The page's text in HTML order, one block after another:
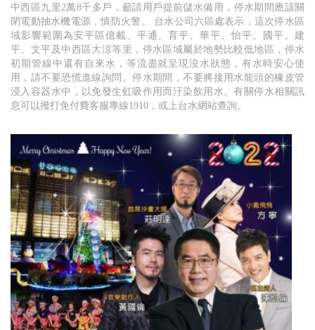
中西區九里2萬8千多戶，籲請用戶提前儲水備用，停水期間應該關
閉電動抽水機電源，慎防火警。 台水公司六區處表示，這次停水區
域影響範圍為安平區億載、平通、育平、華平、怡平、國平、建
平、文平及中西區大涼等里，停水區域屬於地勢比較低地區，停水
初期管線中還有自來水，等流盡就呈現沒水狀態，有水時安心使
用，請不要恐慌進線詢問。停水期間，不要將接用水龍頭的橡皮管
浸入容器水中，以免發生虹吸作用而汙染飲用水。有關停水相關訊
息可以撥打免付費客服專線1910，或上台水網站查詢。